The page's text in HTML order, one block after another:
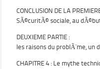
CONCLUSION DE LA
SÃ©curitÃ© sociale, au
DEUXIEME PARTIE :
les raisons du problÃ¨me, un
CHAPITRE 4 : Le mythe